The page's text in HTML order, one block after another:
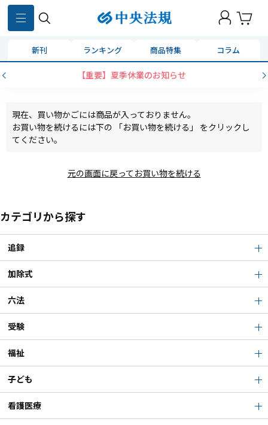
新刊 ランキング 商品特集 コラム
【重要】夏季休業のお知らせ
現在、買い物かごには商品が入っておりません。
お買い物を続けるには下の 「お買い物を続ける」 をクリックし
てください。
元の画面に戻ってお買い物を続ける
カテゴリから探す
追録
加除式
六法
受験
福祉
子ども
看護医療